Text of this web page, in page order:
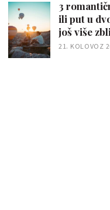
3
ili put u
još više
21. KOLOVOZ